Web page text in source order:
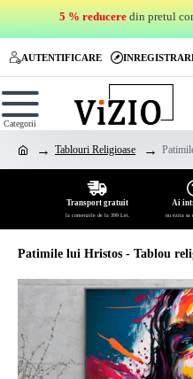
5 % reducere din pretul
AUTENTIFICARE
Tablouri Religioase
Transport gratuit
la comenzile de la 399 Lei.
Ai
nu ezita sa
Patimile lui Hristos - Tablou